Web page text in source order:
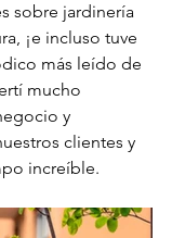
sobre jardinería
¡e incluso tuve
más leído de
mucho
y
clientes y
increíble.